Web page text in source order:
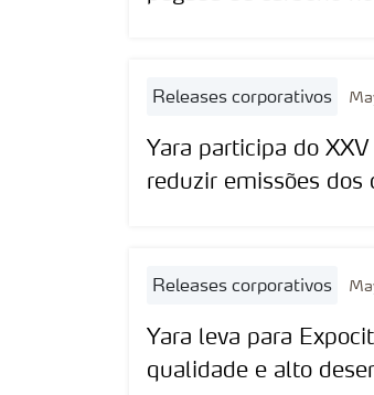
releases corporativos
Yara participa do
reduzir emissões dos
releases corporativos
Yara leva para
qualidade e alto